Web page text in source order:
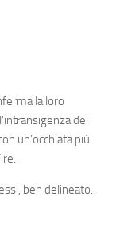
la loro
dei
un’occhiata più
ben delineato.